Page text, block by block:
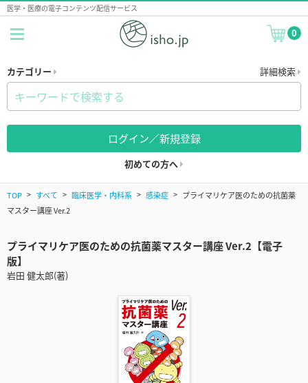
医学・医療の電子コンテンツ配信サービス
0
カテゴリー 詳細検索
ログイン／新規登録
初めての方へ
TOP すべて 臨床医学・内科系 感染症
プライマリケア医のための抗菌薬
マスター講座 Ver.2
プライマリケア医のための抗菌薬マスター講座 Ver.2【電子
版】
岩田 健太郎(著)